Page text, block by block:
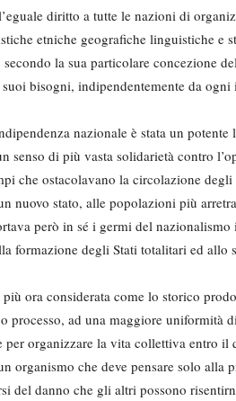
diritto a tutte le nazioni di
etniche geografiche linguistiche e
la sua particolare concezione
bisogni, indipendentemente da ogni
nazionale è stata un
senso di più vasta solidarietà contro
che ostacolavano la circolazione
nuovo stato, alle popolazioni più
però in sé i germi del
formazione degli Stati totalitari ed allo
ora considerata come lo storico
processo, ad una maggiore uniformità
per organizzare la vita collettiva entro il
organismo che deve pensare solo alla
del danno che gli altri possono